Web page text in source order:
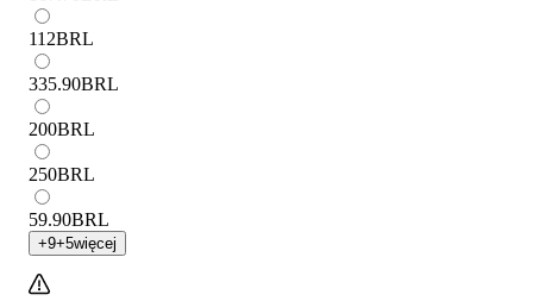
112BRL
335.90BRL
200BRL
250BRL
59.90BRL
+9+5więcej